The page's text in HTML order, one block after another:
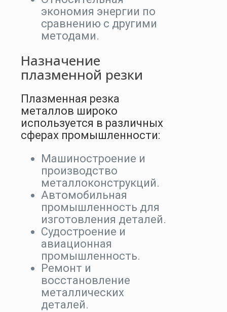
экономия энергии по
сравнению с другими
методами.
Назначение
плазменной резки
Плазменная резка
металлов широко
используется в различных
сферах промышленности:
Машиностроение и
производство
металлоконструкций.
Автомобильная
промышленность для
изготовления деталей.
Судостроение и
авиационная
промышленность.
Ремонт и
восстановление
металлических
деталей.